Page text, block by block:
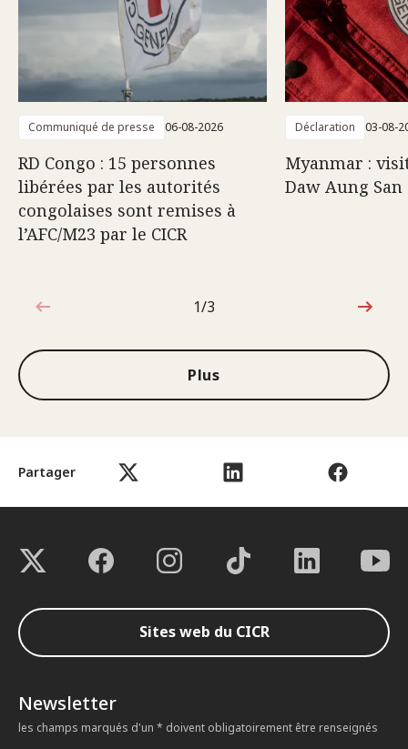
Partager
Communiqué de presse 06-08-2026
RD Congo : 15 personnes
libérées par les autorités
congolaises sont remises à
l’AFC/M23 par le CICR
Déclaration 03-08-
Myanmar :
Daw Aung San
1sur3
1/3
Plus
Sites web du CICR
Newsletter
les champs marqués d'un * doivent obligatoirement être renseignés